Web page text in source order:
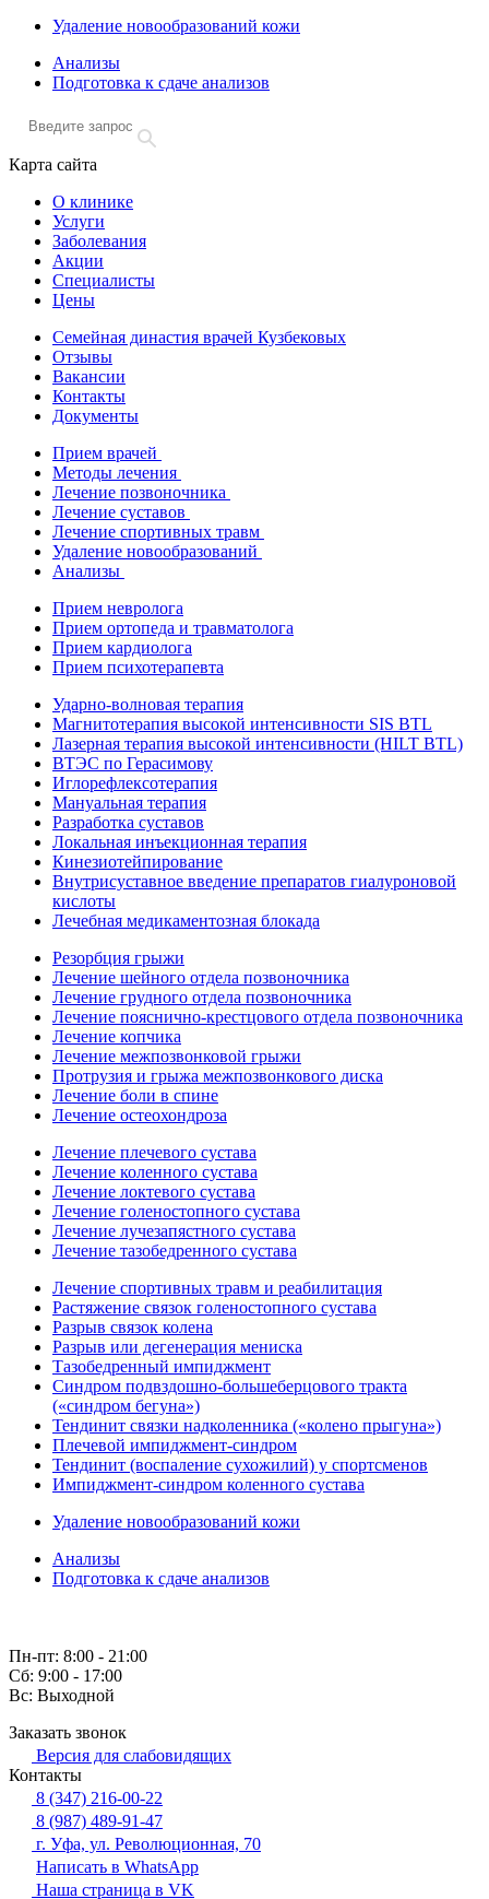
Удаление новообразований кожи
Анализы
Подготовка к сдаче анализов
Карта сайта
О клинике
Услуги
Заболевания
Акции
Специалисты
Цены
Семейная династия врачей Кузбековых
Отзывы
Вакансии
Контакты
Документы
Прием врачей
Методы лечения
Лечение позвоночника
Лечение суставов
Лечение спортивных травм
Удаление новообразований
Анализы
Прием невролога
Прием ортопеда и травматолога
Прием кардиолога
Прием психотерапевта
Ударно-волновая терапия
Магнитотерапия высокой интенсивности SIS BTL
Лазерная терапия высокой интенсивности (HILT BTL)
ВТЭС по Герасимову
Иглорефлексотерапия
Мануальная терапия
Разработка суставов
Локальная инъекционная терапия
Кинезиотейпирование
Внутрисуставное введение препаратов гиалуроновой
кислоты
Лечебная медикаментозная блокада
Резорбция грыжи
Лечение шейного отдела позвоночника
Лечение грудного отдела позвоночника
Лечение пояснично-крестцового отдела позвоночника
Лечение копчика
Лечение межпозвонковой грыжи
Протрузия и грыжа межпозвонкового диска
Лечение боли в спине
Лечение остеохондроза
Лечение плечевого сустава
Лечение коленного сустава
Лечение локтевого сустава
Лечение голеностопного сустава
Лечение лучезапястного сустава
Лечение тазобедренного сустава
Лечение спортивных травм и реабилитация
Растяжение связок голеностопного сустава
Разрыв связок колена
Разрыв или дегенерация мениска
Тазобедренный импиджмент
Синдром подвздошно-большеберцового тракта
(«синдром бегуна»)
Тендинит связки надколенника («колено прыгуна»)
Плечевой импиджмент-синдром
Тендинит (воспаление сухожилий) у спортсменов
Импиджмент-синдром коленного сустава
Удаление новообразований кожи
Анализы
Подготовка к сдаче анализов
Пн-пт: 8:00 - 21:00
Сб: 9:00 - 17:00
Вс: Выходной
Заказать звонок
Версия для слабовидящих
Контакты
8 (347) 216-00-22
8 (987) 489-91-47
г. Уфа, ул. Революционная, 70
Написать в WhatsApp
Наша страница в VK